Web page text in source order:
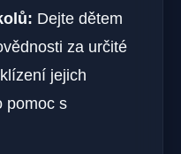
Dejte dětem
za určité
jejich
pomoc s